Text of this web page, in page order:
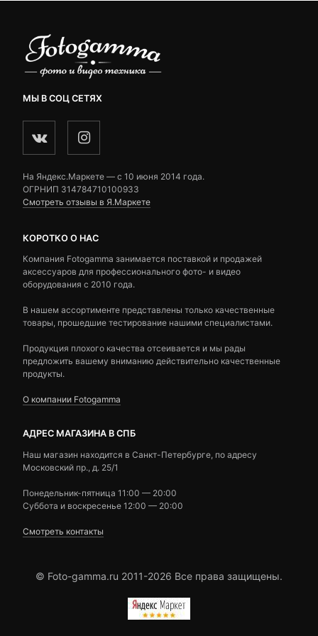
МЫ В СОЦ СЕТЯХ
На Яндекс.Маркете — c 10 июня 2014 года.
ОГРНИП 314784710100933
Смотреть отзывы в Я.Маркете
КОРОТКО О НАС
Компания Fotogamma занимается поставкой и продажей
аксессуаров для профессионального фото- и видео
оборудования с 2010 года.
В нашем ассортименте представлены только качественные
товары, прошедшие тестирование нашими специалистами.
Продукция плохого качества отсеивается и мы рады
предложить вашему вниманию действительно качественные
продукты.
О компании Fotogamma
АДРЕС МАГАЗИНА В СПБ
Наш магазин находится в Санкт-Петербурге, по адресу
Московский пр., д. 25/1
Понедельник-пятница 11:00 — 20:00
Суббота и воскресенье 12:00 — 20:00
Смотреть контакты
© Foto-gamma.ru 2011-2026 Все права защищены.